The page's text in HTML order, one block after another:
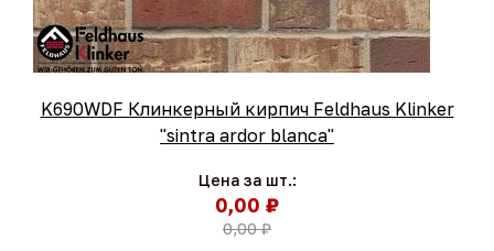
K690WDF Клинкерный кирпич Feldhaus Klinker
"sintra ardor blanca"
Цена за шт.:
0,00 ₽
0,00 ₽